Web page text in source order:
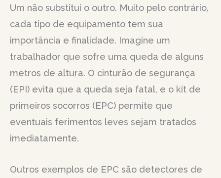
Um não substitui o outro. Muito pelo contrário,
cada tipo de equipamento tem sua
importância e finalidade. Imagine um
trabalhador que sofre uma queda de alguns
metros de altura. O cinturão de segurança
(EPI) evita que a queda seja fatal, e o kit de
primeiros socorros (EPC) permite que
eventuais ferimentos leves sejam tratados
imediatamente.
Outros exemplos de EPC são detectores de